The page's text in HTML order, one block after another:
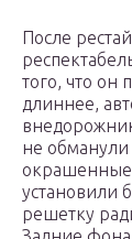
После
того, что он
длиннее,
не
окрашенные
установили
решетку